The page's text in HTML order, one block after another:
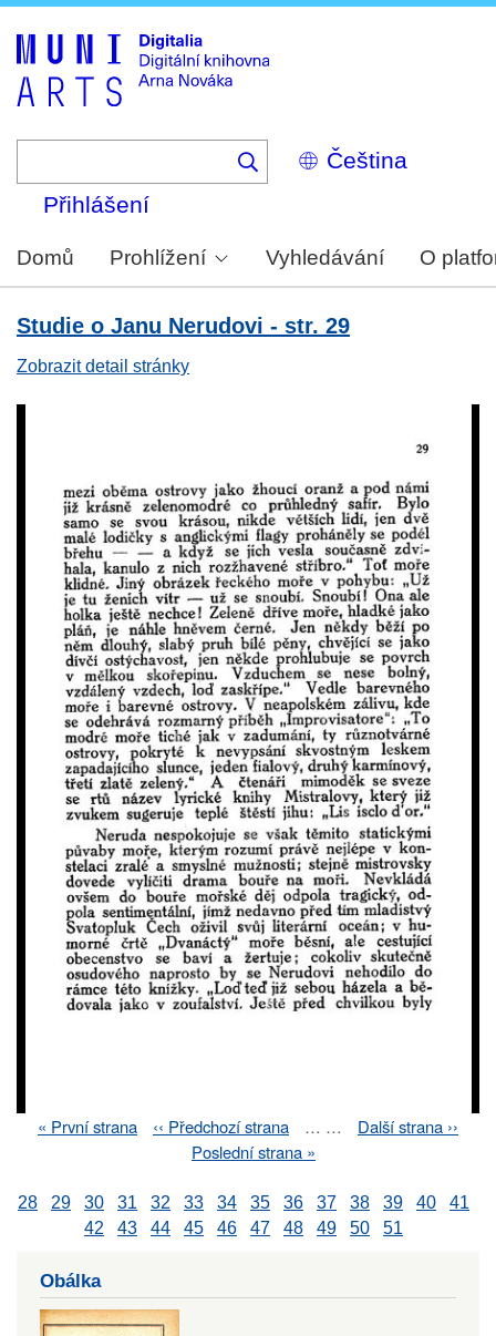
Select
your
Přihlášení
Domů Prohlížení Vyhledávání O
Studie o Janu Nerudovi - str. 29
Zobrazit detail stránky
First
« První strana
Previous
‹‹ Předchozí strana … …
Next
Další strana ››
Last
Poslední strana »
28 29 30 31 32 33 34 35 36 37 38 39 40
41
42
43 44 45 46 47 48 49 50 51
Obálka